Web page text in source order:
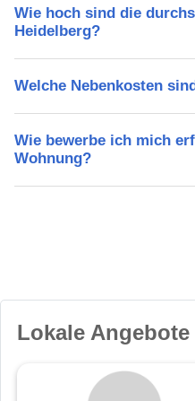
Wie hoch sind die
Heidelberg?
Welche Nebenkosten
Wie bewerbe ich mich
Wohnung?
Lokale